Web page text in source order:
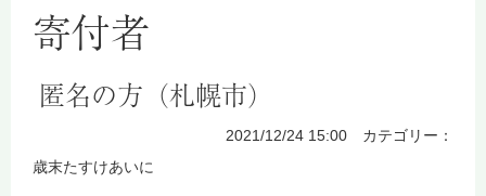
寄付者
匿名の方（札幌市）
2021/12/24 15:00 カテゴリー：
歳末たすけあいに